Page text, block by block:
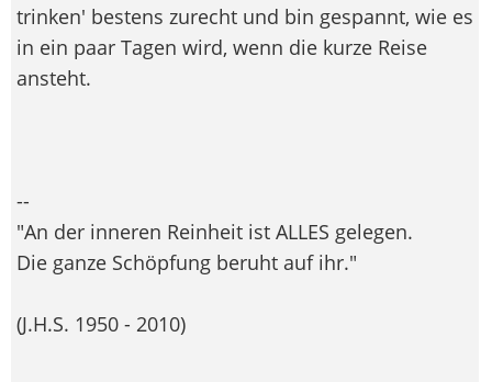
trinken' bestens zurecht und bin gespannt, wie es
in ein paar Tagen wird, wenn die kurze Reise
ansteht.
--
"An der inneren Reinheit ist ALLES gelegen.
Die ganze Schöpfung beruht auf ihr."
(J.H.S. 1950 - 2010)